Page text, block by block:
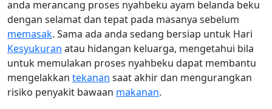
anda merancang proses nyahbeku ayam belanda beku
dengan selamat dan tepat pada masanya sebelum
memasak. Sama ada anda sedang bersiap untuk Hari
Kesyukuran atau hidangan keluarga, mengetahui bila
untuk memulakan proses nyahbeku dapat membantu
mengelakkan tekanan saat akhir dan mengurangkan
risiko penyakit bawaan makanan.